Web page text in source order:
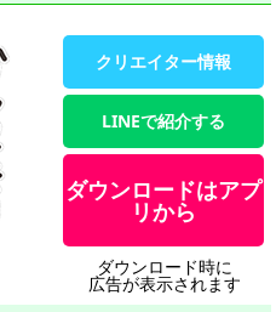
クリエイター情報
LINEで紹介する
ダウンロードはアプ
リから
ダウンロード時に
広告が表示されます